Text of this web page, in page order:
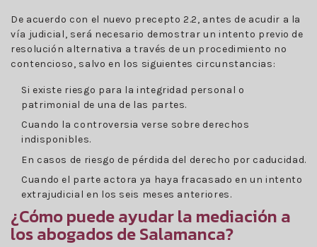
De acuerdo con el nuevo precepto 2.2, antes de acudir a la
vía judicial, será necesario demostrar un intento previo de
resolución alternativa a través de un procedimiento no
contencioso, salvo en los siguientes circunstancias:
Si existe riesgo para la integridad personal o
patrimonial de una de las partes.
Cuando la controversia verse sobre derechos
indisponibles.
En casos de riesgo de pérdida del derecho por caducidad.
Cuando el parte actora ya haya fracasado en un intento
extrajudicial en los seis meses anteriores.
¿Cómo puede ayudar la mediación a
los abogados de Salamanca?